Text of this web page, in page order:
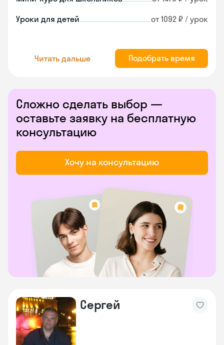
Уроки для детей от 1092 ₽ / урок
Читать дальше Подобрать время
Сложно сделать выбор —
оставьте заявку на бесплатную
консультацию
Хочу на консультацию
Сергей